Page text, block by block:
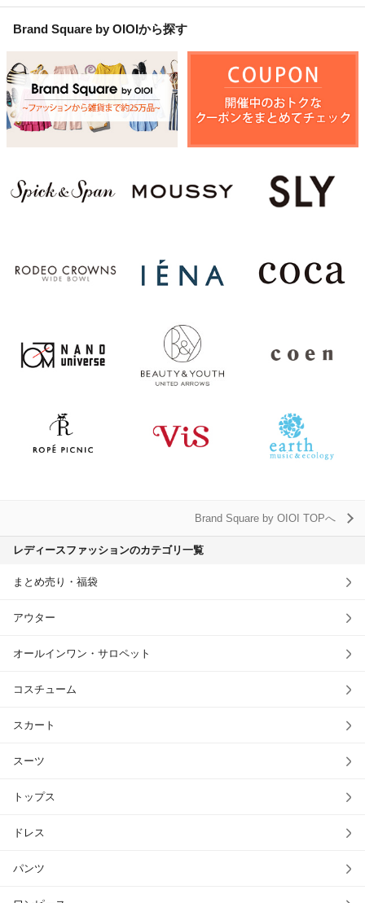
Brand Square by OIOIから探す
Brand Square by OIOI TOPへ
レディースファッションのカテゴリ一覧
まとめ売り・福袋
アウター
オールインワン・サロペット
コスチューム
スカート
スーツ
トップス
ドレス
パンツ